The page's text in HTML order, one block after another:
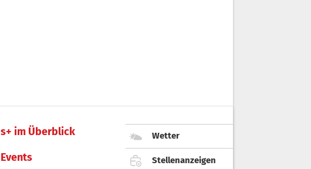
s+ im Überblick
Events
Wetter
Stellenanzeigen